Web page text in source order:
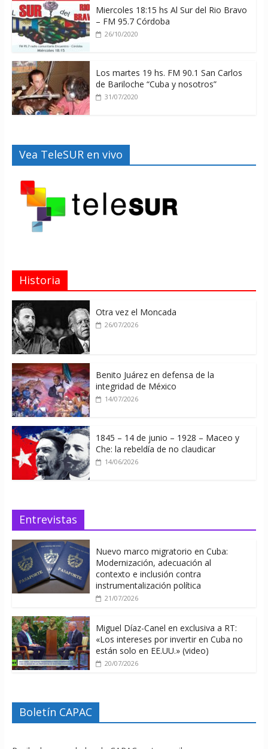
Miercoles 18:15 hs Al Sur del Rio Bravo
– FM 95.7 Córdoba
26/10/2020
Los martes 19 hs. FM 90.1 San Carlos
de Bariloche “Cuba y nosotros”
31/07/2020
Vea TeleSUR en vivo
Historia
Otra vez el Moncada
26/07/2026
Benito Juárez en defensa de la
integridad de México
14/07/2026
1845 – 14 de junio – 1928 – Maceo y
Che: la rebeldía de no claudicar
14/06/2026
Entrevistas
Nuevo marco migratorio en Cuba:
Modernización, adecuación al
contexto e inclusión contra
instrumentalización política
21/07/2026
Miguel Díaz-Canel en exclusiva a RT:
«Los intereses por invertir en Cuba no
están solo en EE.UU.» (video)
20/07/2026
Boletín CAPAC